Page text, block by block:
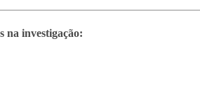
na investigação: